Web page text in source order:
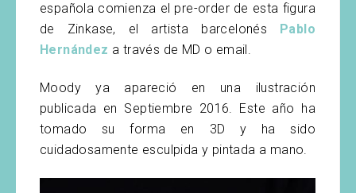
española comienza el pre-order de esta figura
de Zinkase, el artista barcelonés
Pablo
Hernández a través de MD o email.
Moody ya apareció en una ilustración
publicada en Septiembre 2016. Este año ha
tomado su forma en 3D y ha sido
cuidadosamente esculpida y pintada a mano.